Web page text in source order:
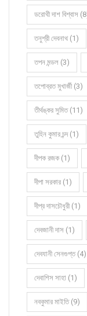
ডরোথী দাশ বিশ্বাস
তনুশ্রী দেবনাথ (1)
তপন মন্ডল (3)
তপোব্রত মুখার্জী (3)
তীর্থঙ্কর সুমিত (11)
তুহিন কুমার চন্দ (1)
দীপক রজক (1)
দীপা সরকার (1)
দীপ্র দাসচৌধুরী (1)
দেবজানী দাস (1)
দেবযানী সেনগুপ্ত (4)
দেবাশিস সাহা (1)
নবকুমার মাইতি (9)